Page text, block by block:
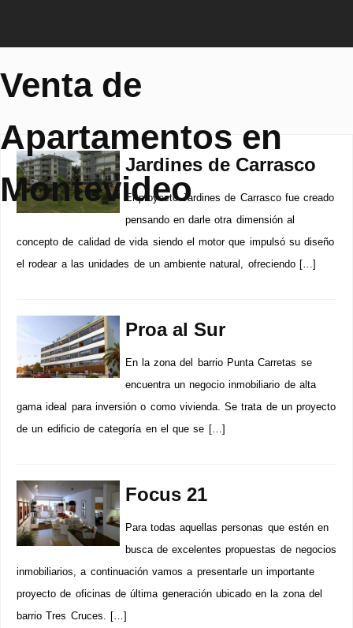
Venta de
Apartamentos en
Montevideo
Jardines de Carrasco
El proyecto Jardines de Carrasco fue creado
pensando en darle otra dimensión al
concepto de calidad de vida siendo el motor que impulsó su diseño
el rodear a las unidades de un ambiente natural, ofreciendo […]
Proa al Sur
En la zona del barrio Punta Carretas se
encuentra un negocio inmobiliario de alta
gama ideal para inversión o como vivienda. Se trata de un proyecto
de un edificio de categoría en el que se […]
Focus 21
Para todas aquellas personas que estén en
busca de excelentes propuestas de negocios
inmobiliarios, a continuación vamos a presentarle un importante
proyecto de oficinas de última generación ubicado en la zona del
barrio Tres Cruces. […]